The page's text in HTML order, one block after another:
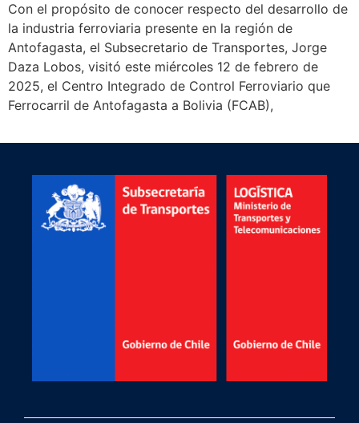
Con el propósito de conocer respecto del desarrollo de
la industria ferroviaria presente en la región de
Antofagasta, el Subsecretario de Transportes, Jorge
Daza Lobos, visitó este miércoles 12 de febrero de
2025, el Centro Integrado de Control Ferroviario que
Ferrocarril de Antofagasta a Bolivia (FCAB),